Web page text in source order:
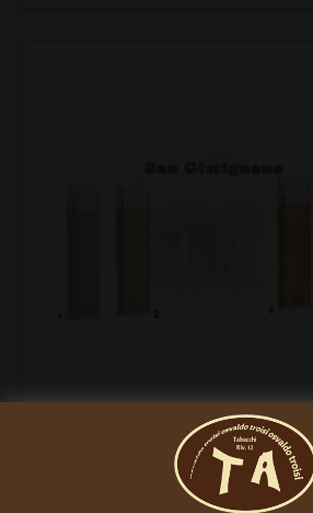
LUBINSKI ACCENDINI
SIGARETTE TURBO SAN